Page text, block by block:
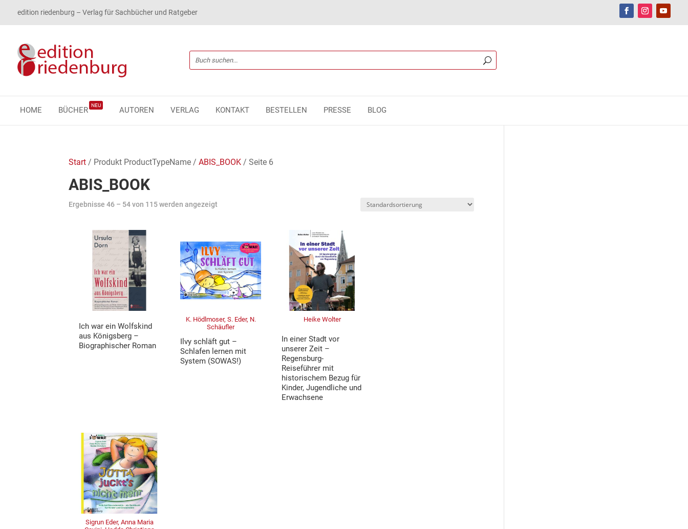
edition riedenburg – Verlag für Sachbücher und Ratgeber
HOME BÜCHER
NEU
AUTOREN VERLAG KONTAKT BESTELLEN PRESSE BLOG
Start / Produkt ProductTypeName /ABIS_BOOK / Seite 6
ABIS_BOOK
Ergebnisse 46 – 54 von 115 werden angezeigt
Ich war ein Wolfskind
aus Königsberg –
Biographischer Roman
K. Hödlmoser, S. Eder, N.
Schäufler
Ilvy schläft gut –
Schlafen lernen mit
System (SOWAS!)
Heike Wolter
In einer Stadt vor
unserer Zeit –
Regensburg-
Reiseführer mit
historischem Bezug für
Kinder, Jugendliche und
Erwachsene
Sigrun Eder, Anna Maria